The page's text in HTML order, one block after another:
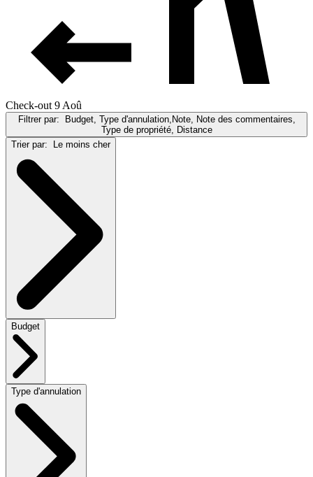
Check-out 9 Aoû
Filtrer par: Budget, Type d'annulation,Note, Note des commentaires,
Type de propriété, Distance
Trier par: Le moins cher
Budget
Type d'annulation